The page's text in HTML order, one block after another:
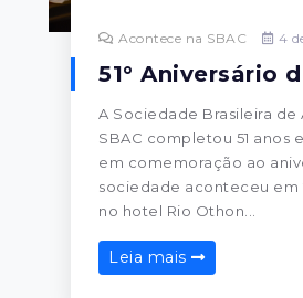
Acontece na SBAC 4
51° Aniversário
A Sociedade Brasileira de
SBAC completou 51 anos
em comemoração ao
sociedade aconteceu em
no hotel Rio Othon...
Leia mais